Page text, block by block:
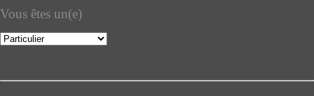
Vous êtes un(e)